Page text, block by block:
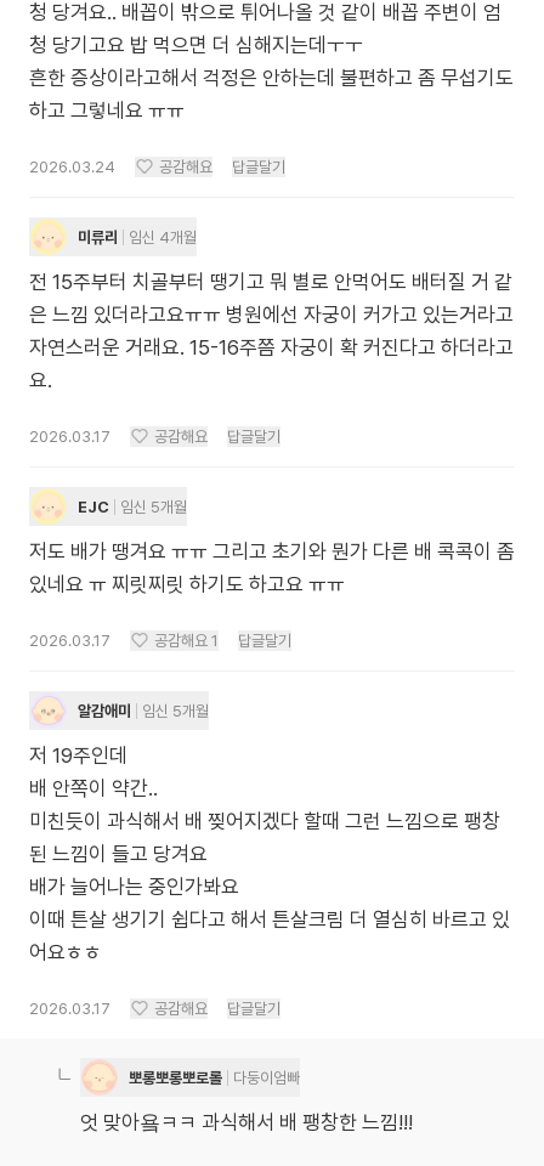
청 당겨요.. 배꼽이 밖으로 튀어나올 것 같이 배꼽 주변이 엄
청 당기고요 밥 먹으면 더 심해지는데ㅜㅜ
흔한 증상이라고해서 걱정은 안하는데 불편하고 좀 무섭기도
하고 그렇네요 ㅠㅠ
2026.03.24 공감해요 답글달기
미류리 임신 4개월
전 15주부터 치골부터 땡기고 뭐 별로 안먹어도 배터질 거 같
은 느낌 있더라고요ㅠㅠ 병원에선 자궁이 커가고 있는거라고
자연스러운 거래요. 15-16주쯤 자궁이 확 커진다고 하더라고
요.
2026.03.17 공감해요 답글달기
EJC 임신 5개월
저도 배가 땡겨요 ㅠㅠ 그리고 초기와 뭔가 다른 배 콕콕이 좀
있네요 ㅠ 찌릿찌릿 하기도 하고요 ㅠㅠ
2026.03.17 공감해요 1 답글달기
알감애미 임신 5개월
저 19주인데
배 안쪽이 약간..
미친듯이 과식해서 배 찢어지겠다 할때 그런 느낌으로 팽창
된 느낌이 들고 당겨요
배가 늘어나는 중인가봐요
이때 튼살 생기기 쉽다고 해서 튼살크림 더 열심히 바르고 있
어요ㅎㅎ
2026.03.17 공감해요 답글달기
뽀롱뽀롱뽀로롤 다둥이엄빠
엇 맞아욬ㅋㅋ 과식해서 배 팽창한 느낌!!!